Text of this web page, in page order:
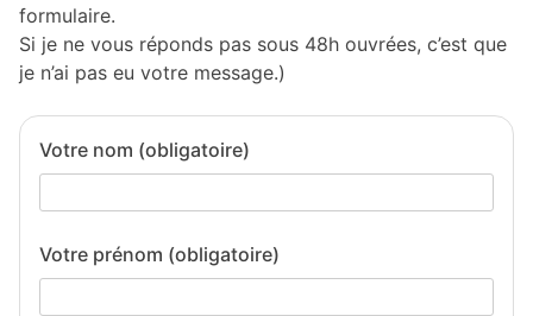
formulaire.
Si je ne vous réponds pas sous 48h ouvrées, c’est que
je n’ai pas eu votre message.)
Votre nom (obligatoire)
Votre prénom (obligatoire)